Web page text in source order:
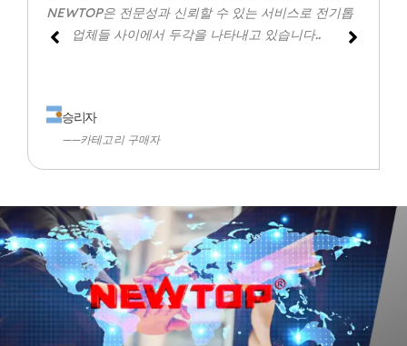
NEWTOP은 전문성과 신뢰할 수 있는 서비스로 전기톱
제조업체들 사이에서 두각을 나타내고 있습니다..
승리자
——카테고리 구매자